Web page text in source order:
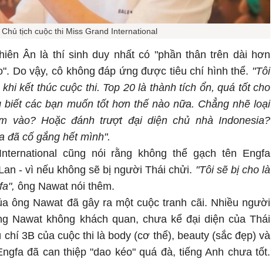
Chủ tịch cuộc thi Miss Grand International
Ân là thí sinh duy nhất có "phần thân trên dài hơn
Do vậy, cô không đáp ứng được tiêu chí hình thể. "Tôi
kết thúc cuộc thi. Top 20 là thành tích ổn, quá tốt cho
biết các bạn muốn tốt hơn thế nào nữa. Chẳng nhẽ loại
vào? Hoặc đánh trượt đại diện chủ nhà Indonesia?
đã cố gắng hết mình".
cũng nói rằng không thể gạch tên Engfa
- vì nếu không sẽ bị người Thái chửi. "Tôi sẽ bị cho là
ông Nawat nói thêm.
ông Nawat đã gây ra một cuộc tranh cãi. Nhiều người
Nawat không khách quan, chưa kể đại diện của Thái
chí 3B của cuộc thi là body (cơ thể), beauty (sắc đẹp) và
đã can thiệp "dao kéo" quá đà, tiếng Anh chưa tốt.